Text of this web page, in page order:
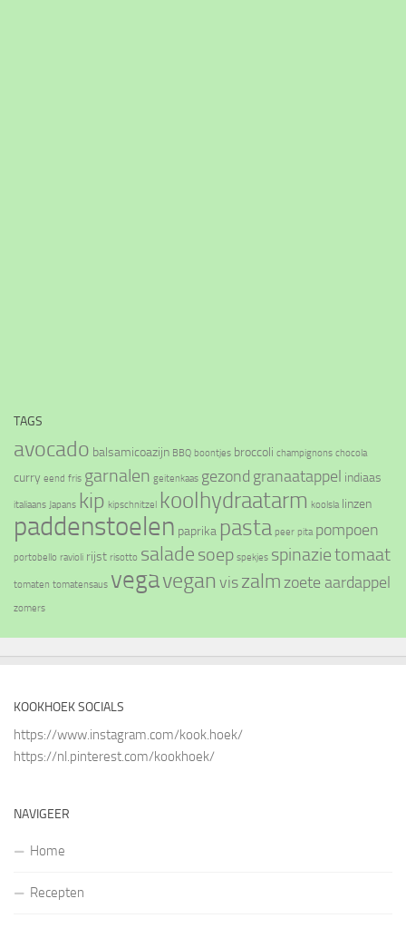
TAGS
avocado balsamicoazijn BBQ boontjes broccoli champignons chocola
curry eend fris garnalen geitenkaas gezond granaatappel indiaas
italiaans Japans kip kipschnitzel koolhydraatarm koolsla linzen
paddenstoelen paprika pasta peer pita pompoen
portobello ravioli rijst risotto salade soep spekjes spinazietomaat
tomaten tomatensaus vegavegan vis zalm zoete aardappel
zomers
KOOKHOEK SOCIALS
https://www.instagram.com/kook.hoek/
https://nl.pinterest.com/kookhoek/
NAVIGEER
Home
Recepten